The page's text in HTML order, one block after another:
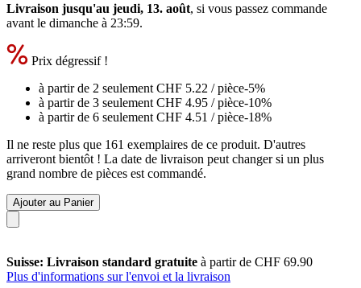
Livraison jusqu'au jeudi, 13. août, si vous passez commande
avant le dimanche à 23:59.
Prix dégressif !
à partir de 2 seulement CHF 5.22 / pièce-5%
à partir de 3 seulement CHF 4.95 / pièce-10%
à partir de 6 seulement CHF 4.51 / pièce-18%
Il ne reste plus que 161 exemplaires de ce produit. D'autres
arriveront bientôt ! La date de livraison peut changer si un plus
grand nombre de pièces est commandé.
Ajouter au Panier
Suisse: Livraison standard gratuite à partir de CHF 69.90
Plus d'informations sur l'envoi et la livraison